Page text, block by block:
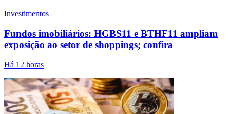
Investimentos
Fundos imobiliários: HGBS11 e BTHF11 ampliam
exposição ao setor de shoppings; confira
Há 12 horas